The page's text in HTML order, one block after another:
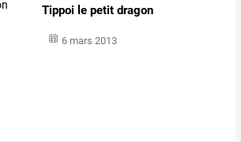
Tippoi le petit dragon
6 mars 2013